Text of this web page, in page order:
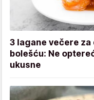
3 lagane večere za
bolešću: Ne
ukusne